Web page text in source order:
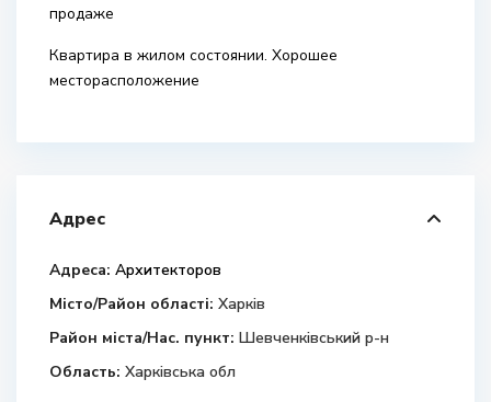
продаже
Квартира в жилом состоянии. Хорошее
месторасположение
Адрес
Адреса: Архитекторов
Місто/Район області: Харків
Район міста/Нас. пункт: Шевченківський р-н
Область: Харківська обл